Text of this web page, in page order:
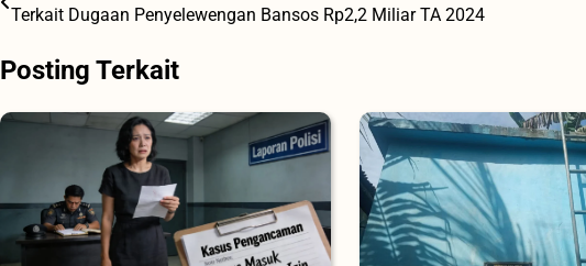
Terkait Dugaan Penyelewengan Bansos Rp2,2 Miliar TA 2024
Posting Terkait